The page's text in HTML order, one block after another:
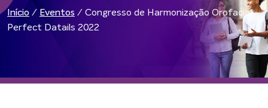
Início / Eventos / Congresso de Harmonização Orofacial –
Perfect Datails 2022